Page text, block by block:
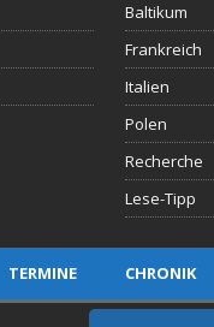
Baltikum
Frankreich
Italien
Polen
Recherche
Lese-Tipp
TERMINE CHRONIK